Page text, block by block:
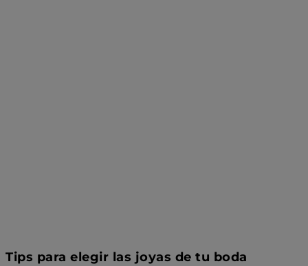
Tips para elegir las joyas de tu boda